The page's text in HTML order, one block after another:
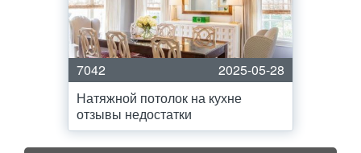
7042
2025-05-28
Натяжной потолок на кухне
отзывы недостатки